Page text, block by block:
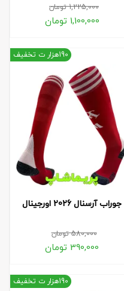
1,225,000تومان
1,100,000 تومان
جوراب آرسنال 2026 اورجینال
580,000تومان
390,000 تومان
190هزار ت تخفیف
190هزار ت تخفیف